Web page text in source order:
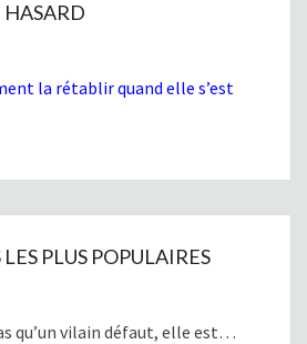
HASARD
la rétablir quand elle s’est
PLUS POPULAIRES
qu’un vilain défaut, elle est…